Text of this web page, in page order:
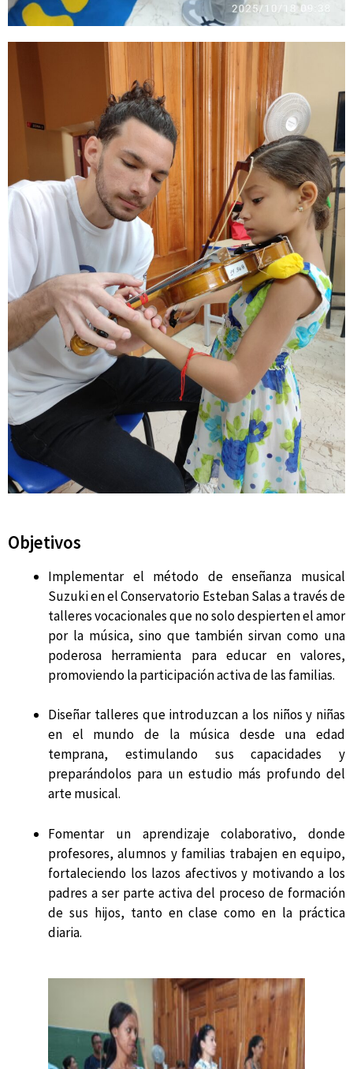
Objetivos
Implementar el método de enseñanza musical
Suzuki en el Conservatorio Esteban Salas a través de
talleres vocacionales que no solo despierten el amor
por la música, sino que también sirvan como una
poderosa herramienta para educar en valores,
promoviendo la participación activa de las familias.
Diseñar talleres que introduzcan a los niños y niñas
en el mundo de la música desde una edad
temprana, estimulando sus capacidades y
preparándolos para un estudio más profundo del
arte musical.
Fomentar un aprendizaje colaborativo, donde
profesores, alumnos y familias trabajen en equipo,
fortaleciendo los lazos afectivos y motivando a los
padres a ser parte activa del proceso de formación
de sus hijos, tanto en clase como en la práctica
diaria.